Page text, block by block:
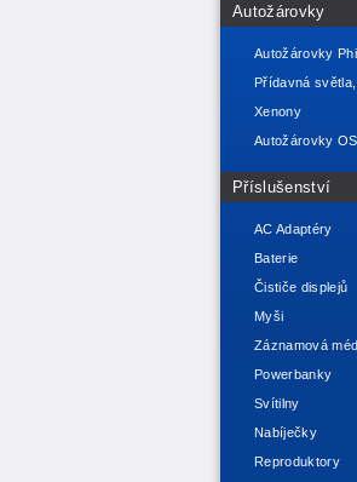
Autožárovky
Autožárovky
Přídavná
Xenony
Autožárovky
Příslušenství
AC Adaptéry
Baterie
Čističe displejů
Myši
Záznamová
Powerbanky
Svítilny
Nabíječky
Reproduktory